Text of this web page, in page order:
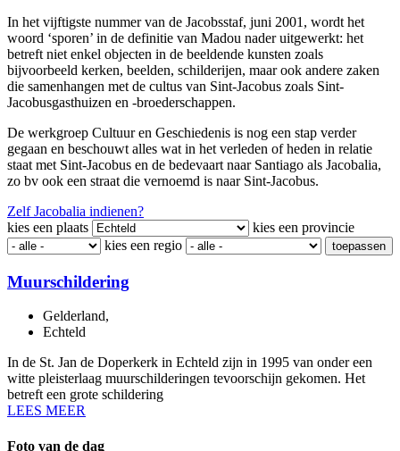
In het vijftigste nummer van de Jacobsstaf, juni 2001, wordt het
woord ‘sporen’ in de definitie van Madou nader uitgewerkt: het
betreft niet enkel objecten in de beeldende kunsten zoals
bijvoorbeeld kerken, beelden, schilderijen, maar ook andere zaken
die samenhangen met de cultus van Sint-Jacobus zoals Sint-
Jacobusgasthuizen en -broederschappen.
De werkgroep Cultuur en Geschiedenis is nog een stap verder
gegaan en beschouwt alles wat in het verleden of heden in relatie
staat met Sint-Jacobus en de bedevaart naar Santiago als Jacobalia,
zo bv ook een straat die vernoemd is naar Sint-Jacobus.
Zelf Jacobalia indienen?
kies een plaats
kies een provincie
kies een regio
toepassen
Muurschildering
Gelderland,
Echteld
In de St. Jan de Doperkerk in Echteld zijn in 1995 van onder een
witte pleisterlaag muurschilderingen tevoorschijn gekomen. Het
betreft een grote schildering
LEES MEER
Foto van de dag